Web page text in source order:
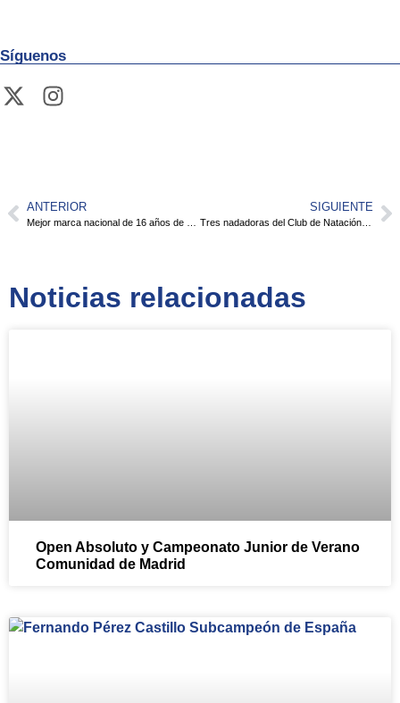
Síguenos
ANTERIOR SIGUIENTE
Noticias relacionadas
Open Absoluto y Campeonato Junior de Verano
Comunidad de Madrid